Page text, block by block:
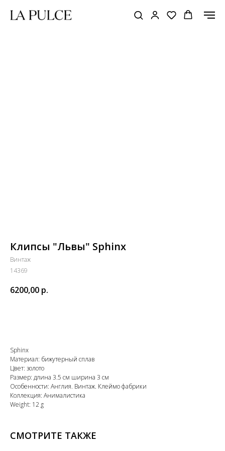
Клипсы "Львы" Sphinx
Винтаж
14369
6200,00 р.
Sphinx
Материал: бижутерный сплав
Цвет: золото
Размер: длина 3.5 см ширина 3 см
Особенности: Англия. Винтаж. Клеймо фабрики
Коллекция: Анималистика
Weight: 12 g
СМОТРИТЕ ТАКЖЕ